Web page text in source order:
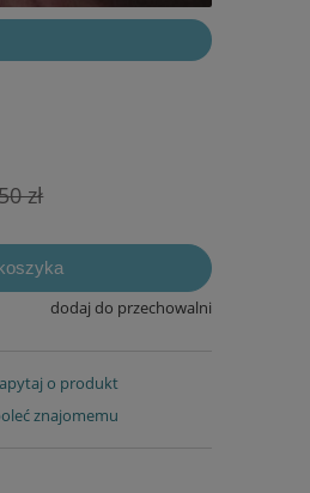
zł
dodaj do przechowalni
o produkt
znajomemu